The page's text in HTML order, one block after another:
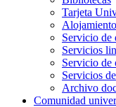
Tarjeta
Alojamiento
Servicio de
Servicios
Servicio de
Servicios
Archivo
Comunidad